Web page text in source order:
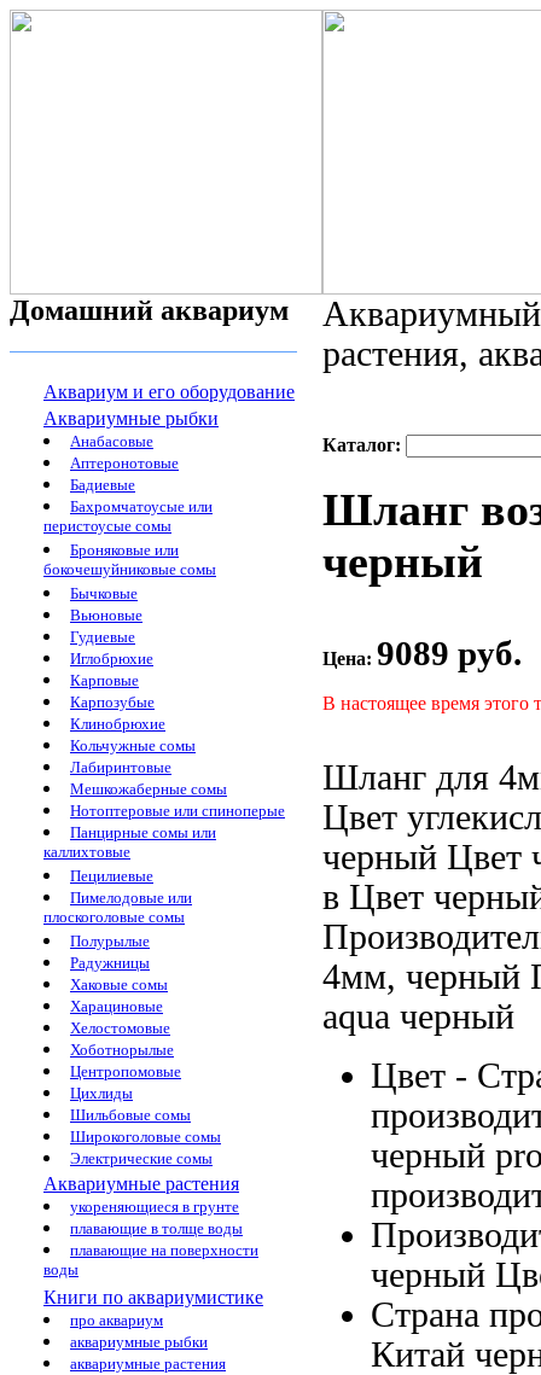
Домашний аквариум
Аквариум и его оборудование
Аквариумные рыбки
Анабасовые
Аптеронотовые
Бадиевые
Бахромчатоусые или
перистоусые сомы
Броняковые или
бокочешуйниковые сомы
Бычковые
Вьюновые
Гудиевые
Иглобрюхие
Карповые
Карпозубые
Клинобрюхие
Кольчужные сомы
Лабиринтовые
Мешкожаберные сомы
Нотоптеровые или спиноперые
Панцирные сомы или
каллихтовые
Пецилиевые
Пимелодовые или
плоскоголовые сомы
Полурылые
Радужницы
Хаковые сомы
Харациновые
Хелостомовые
Хоботнорылые
Центропомовые
Цихлиды
Шильбовые сомы
Широкоголовые сомы
Электрические сомы
Аквариумные растения
укореняющиеся в грунте
плавающие в толще воды
плавающие на поверхности
воды
Книги по аквариумистике
про аквариум
аквариумные рыбки
аквариумные растения
растения,
Каталог:
Шланг
черный
Цена: 9089 руб.
В настоящее время этого
Шланг для
Цвет
черный Цвет
в Цвет
4мм, черный
aqua черный
Цвет -
черный
черный
Страна
Китай